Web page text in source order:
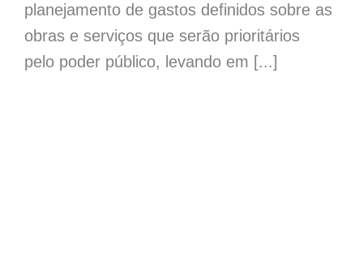
planejamento de gastos definidos sobre as
obras e serviços que serão prioritários
pelo poder público, levando em [...]